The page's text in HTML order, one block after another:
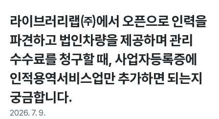
라이브러리랩(주)에서 오픈으로 인력을
파견하고 법인차량을 제공하며 관리
수수료를 청구할 때, 사업자등록증에
인적용역서비스업만 추가하면 되는지
궁금합니다.
2026. 7. 9.